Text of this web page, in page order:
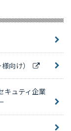
向け）
キュティ企業